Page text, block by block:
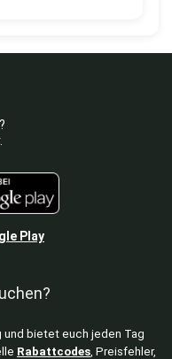
Play
und bietet euch jeden Tag
Rabattcodes , Preisfehler,